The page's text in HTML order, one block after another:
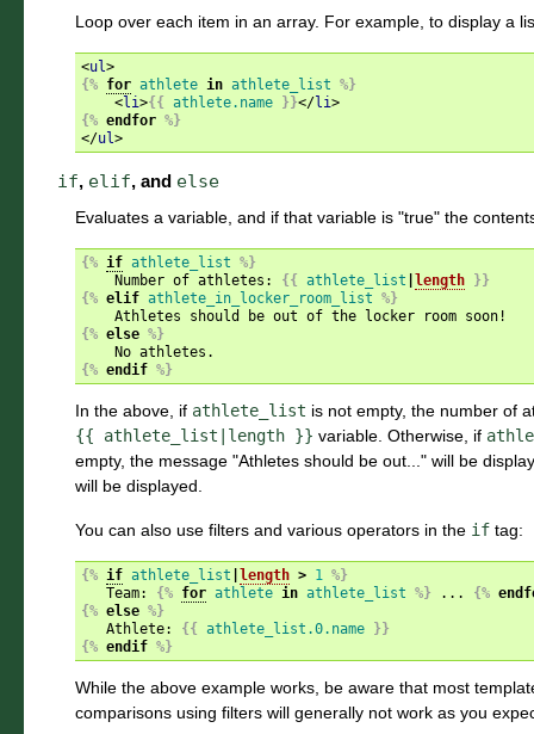
Loop over each item in an array. For example, to display a
<ul>
{% for athlete in athlete_list %}
<li>{{ athlete.name }}</li>
{% endfor %}
</ul>
if, elif, and else
Evaluates a variable, and if that variable is "true" the
{% if athlete_list %}
    Number of athletes:
{{ athlete_list length }}
{% elif athlete_in_locker_room_list %}
{% else %}
{% endif %}
In the above, if athlete_list is not empty, the number of
{{
athlete_list|length }} variable. Otherwise, if
empty, the message "Athletes should be out..." will be
will be displayed.
You can also use filters and various operators in the if tag:
{% if athlete_list length > 1
%}
   Team:
{% for athlete in athlete_list %} ... {%
{% else %}
   Athlete:
{{ athlete_list.0.name }}
{% endif %}
While the above example works, be aware that most
comparisons using filters will generally not work as you